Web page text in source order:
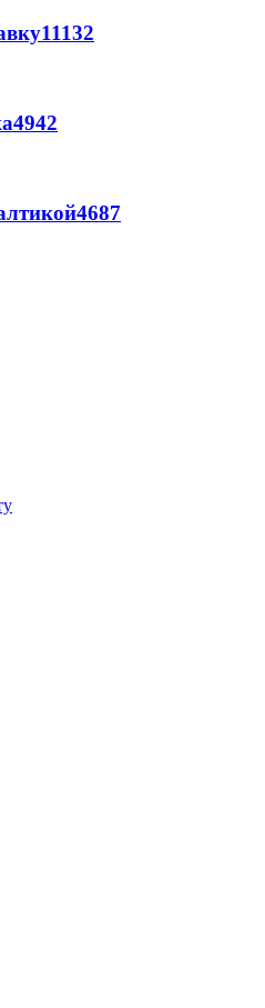
11132
4942
4687